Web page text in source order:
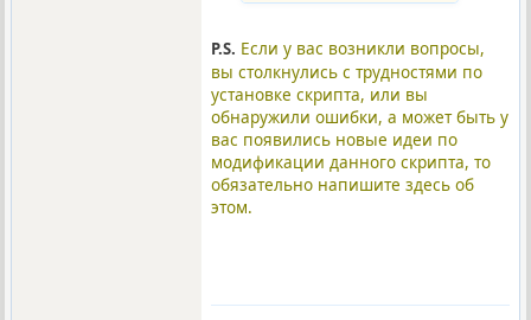
P.S. Если у вас возникли вопросы,
вы столкнулись с трудностями по
установке скрипта, или вы
обнаружили ошибки, а может быть у
вас появились новые идеи по
модификации данного скрипта, то
обязательно напишите здесь об
этом.